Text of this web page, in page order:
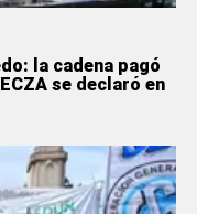
la cadena pagó
se declaró en